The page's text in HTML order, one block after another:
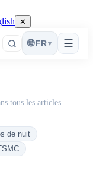
✕
☰
🌐 FR ▾
tous les articles
de nuit